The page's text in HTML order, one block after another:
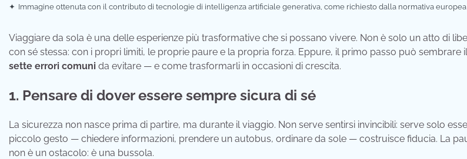
✦ Immagine ottenuta con il contributo di tecnologie di intelligenza artificiale generativa, come richiesto dalla normativa europea
Viaggiare da sola è una delle esperienze più trasformative che si possano vivere. Non è solo un atto di
con sé stessa: con i propri limiti, le proprie paure e la propria forza. Eppure, il primo passo può sembrare
sette errori comuni da evitare — e come trasformarli in occasioni di crescita.
1. Pensare di dover essere sempre sicura di sé
La sicurezza non nasce prima di partire, ma durante il viaggio. Non serve sentirsi invincibili: serve solo
piccolo gesto — chiedere informazioni, prendere un autobus, ordinare da sole — costruisce fiducia. La
non è un ostacolo: è una bussola.